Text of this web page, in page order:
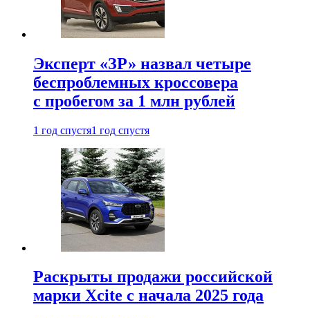
Эксперт «ЗР» назвал четыре
беспроблемных кроссовера
с пробегом за 1 млн рублей
1 год спустя1 год спустя
Раскрыты продажи российской
марки Xcite с начала 2025 года